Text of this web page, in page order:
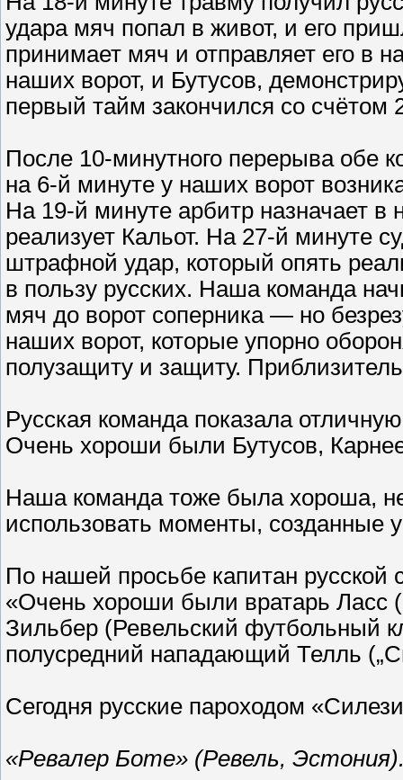
удара мяч попал в живот, и его
принимает мяч и отправляет его в
наших ворот, и Бутусов,
первый тайм закончился со счётом
После 10-минутного перерыва обе
на 6-й минуте у наших ворот
На 19-й минуте арбитр назначает
реализует Кальот. На 27-й минуте
штрафной удар, который опять
в пользу русских. Наша команда
мяч до ворот соперника — но
наших ворот, которые упорно
полузащиту и защиту.
Русская команда показала
Очень хороши были Бутусов,
Наша команда тоже была хороша,
использовать моменты, созданные
По нашей просьбе капитан
«Очень хороши были вратарь Ласс
Зильбер (Ревельский футбольный
полусредний нападающий Телль
Сегодня русские пароходом
«Ревалер Боте» (Ревель,